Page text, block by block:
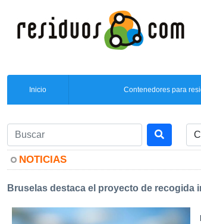
Inicio Contenedores para
NOTICIAS
Bruselas destaca el proyecto de